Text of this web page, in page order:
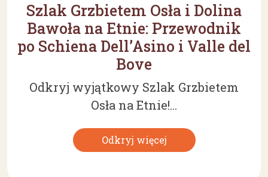
Szlak Grzbietem Osła i Dolina
Bawoła na Etnie: Przewodnik
po Schiena Dell’Asino i Valle del
Bove
Odkryj wyjątkowy Szlak Grzbietem
Osła na Etnie!...
Odkryj więcej